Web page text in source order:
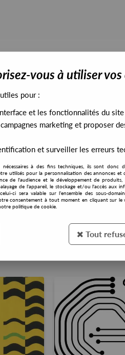
EXCLUSIVES
vous à utiliser vos
pour :
et les fonctionnalités du site
marketing et proposer
et surveiller les erreurs
nécessaires à des fins techniques, ils sont donc
utilisés pour la personnalisation des annonces
de l'audience et le développement de produits,
de l'appareil, le stockage et/ou l'accès aux
ci sera valable sur l’ensemble des sous-
consentement à tout moment en cliquant sur le
politique de cookie.
Tout